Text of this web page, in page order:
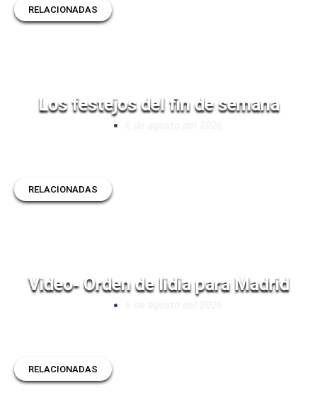
RELACIONADAS
Los festejos del fin de semana
RELACIONADAS
Video- Orden de lidia para Madrid
RELACIONADAS